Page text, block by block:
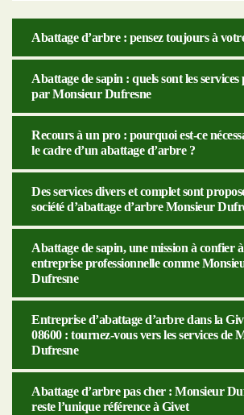
Abattage d’arbre : pensez toujours à
Abattage de sapin : quels sont les services
par Monsieur Dufresne
Recours à un pro : pourquoi est-ce
le cadre d’un abattage d’arbre ?
Des services divers et complet sont
société d’abattage d’arbre Monsieur
Abattage de sapin, une mission à confier
entreprise professionnelle comme
Dufresne
Entreprise d’abattage d’arbre dans la
08600 : tournez-vous vers les services de
Dufresne
Abattage d’arbre pas cher : Monsieur
reste l’unique référence à Givet